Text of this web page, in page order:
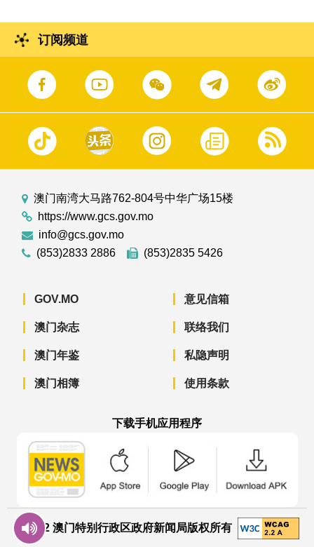
订阅频道
澳门南湾大马路762-804号中华广场15楼
https://www.gcs.gov.mo
info@gcs.gov.mo
(853)2833 2886
(853)2835 5426
GOV.MO
澳门杂志
澳门年鉴
澳门相簿
意见信箱
联络我们
私隐声明
使用条款
下载手机应用程序
© 2022 澳门特别行政区政府新闻局版权所有